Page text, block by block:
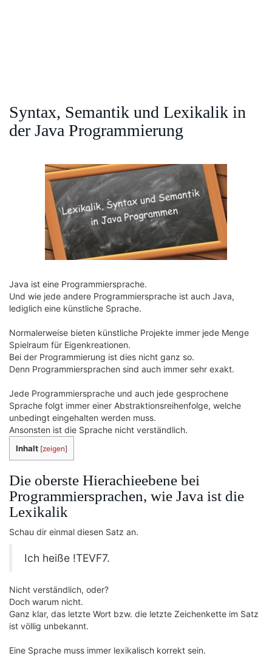
Syntax, Semantik und Lexikalik in
der Java Programmierung
Java ist eine Programmiersprache.
Und wie jede andere Programmiersprache ist auch Java,
lediglich eine künstliche Sprache.
Normalerweise bieten künstliche Projekte immer jede Menge
Spielraum für Eigenkreationen.
Bei der Programmierung ist dies nicht ganz so.
Denn Programmiersprachen sind auch immer sehr exakt.
Jede Programmiersprache und auch jede gesprochene
Sprache folgt immer einer Abstraktionsreihenfolge, welche
unbedingt eingehalten werden muss.
Ansonsten ist die Sprache nicht verständlich.
Inhalt [zeigen]
Die oberste Hierachieebene bei
Programmiersprachen, wie Java ist die
Lexikalik
Schau dir einmal diesen Satz an.
Ich heiße !TEVF7.
Nicht verständlich, oder?
Doch warum nicht.
Ganz klar, das letzte Wort bzw. die letzte Zeichenkette im Satz
ist völlig unbekannt.
Eine Sprache muss immer lexikalisch korrekt sein.